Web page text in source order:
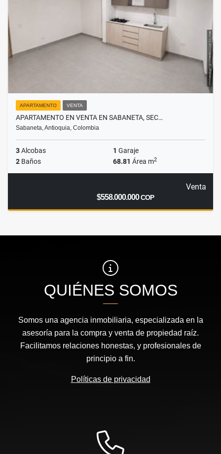
APARTAMENTO VENTA
APARTAMENTO EN VENTA EN SABANETA, SEC…
Sabaneta, Antioquia, Colombia
3Alcobas 1 Garaje
2 Baños 68.81 Área m2
Venta
$558.000.000COP
QUIÉNES SOMOS
Somos una agencia inmobiliaria, especializada en la
asesoría para la compra y venta de propiedad raíz.
Facilitamos relaciones honestas, y profesionales de
principio a fin.
Políticas de privacidad